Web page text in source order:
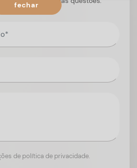
de política de privacidade.
fechar